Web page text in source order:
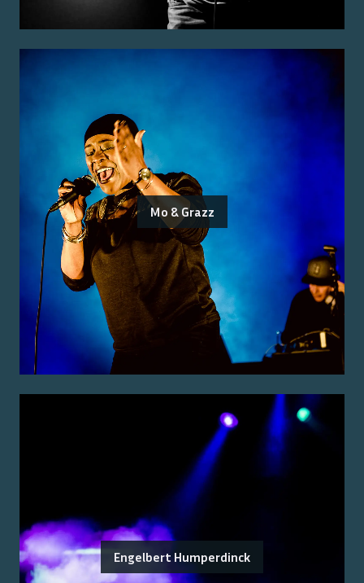
Mo & Grazz
Engelbert Humperdinck